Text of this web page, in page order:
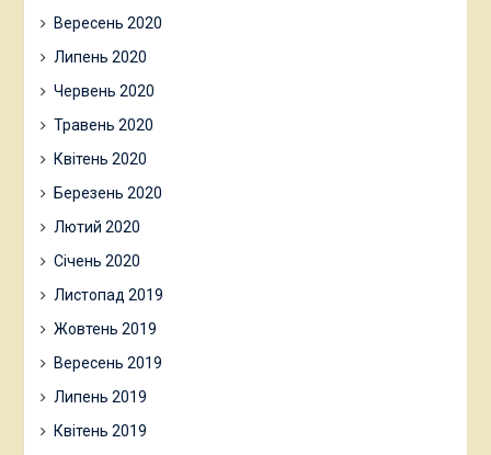
Вересень 2020
Липень 2020
Червень 2020
Травень 2020
Квітень 2020
Березень 2020
Лютий 2020
Січень 2020
Листопад 2019
Жовтень 2019
Вересень 2019
Липень 2019
Квітень 2019